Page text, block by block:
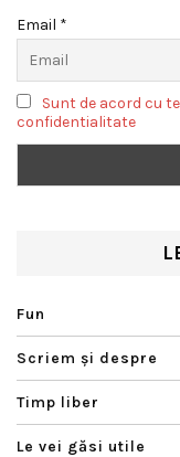
Email *
Sunt de acord cu
confidentialitate
Fun
Scriem şi despre
Timp liber
Le vei găsi utile